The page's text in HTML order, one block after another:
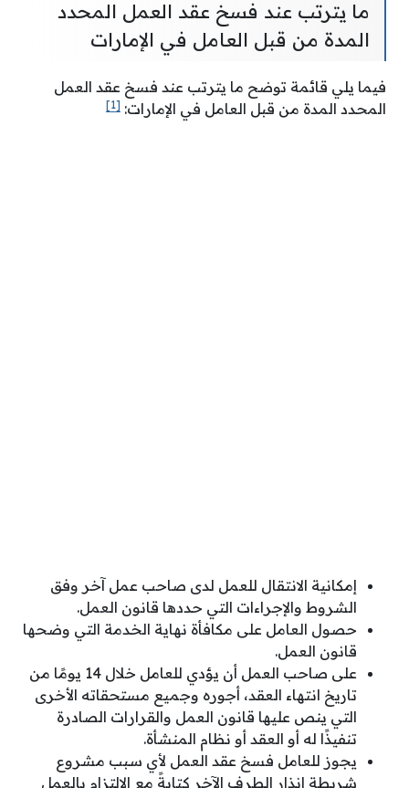
ما يترتب عند فسخ عقد العمل المحدد
المدة من قبل العامل في الإمارات
فيما يلي قائمة توضح ما يترتب عند فسخ عقد العمل
المحدد المدة من قبل العامل في الإمارات: [1]
إمكانية الانتقال للعمل لدى صاحب عمل آخر وفق
الشروط والإجراءات التي حددها قانون العمل.
حصول العامل على مكافأة نهاية الخدمة التي وضحها
قانون العمل.
على صاحب العمل أن يؤدي للعامل خلال 14 يومًا من
تاريخ انتهاء العقد، أجوره وجميع مستحقاته الأخرى
التي ينص عليها قانون العمل والقرارات الصادرة
تنفيذًا له أو العقد أو نظام المنشأة.
يجوز للعامل فسخ عقد العمل لأي سبب مشروع
شريطة إنذار الطرف الآخر كتابةً مع الالتزام بالعمل